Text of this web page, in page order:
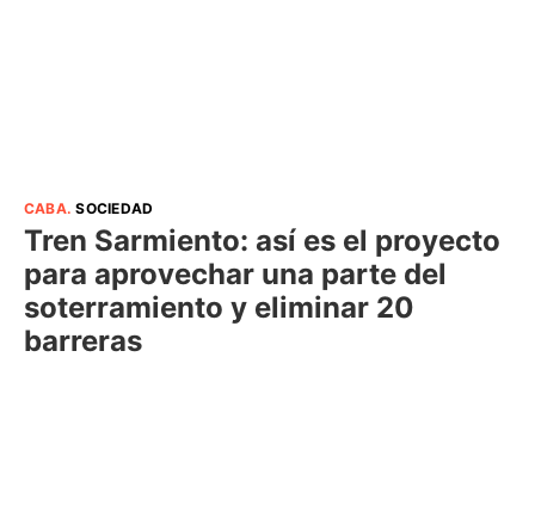
CABA.SOCIEDAD
Tren Sarmiento: así es el proyecto
para aprovechar una parte del
soterramiento y eliminar 20
barreras